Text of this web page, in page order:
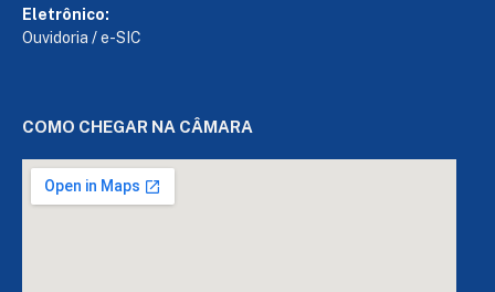
Eletrônico:
Ouvidoria /e-SIC
COMO CHEGAR NA CÂMARA